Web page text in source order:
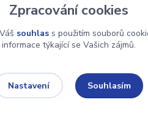
Zpracování cookies
souhlass použitím souborů
informace týkající se Vašich zájmů.
Nastavení Souhlasím